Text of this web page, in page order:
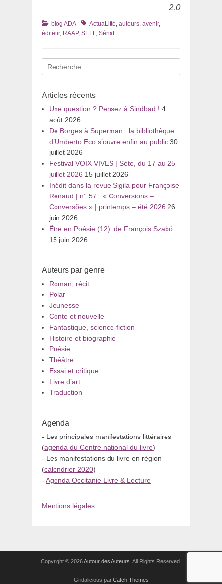
2.0
Catégories
blog ADA TagsActuaLitté auteurs avenir,
éditeur, RAAP, SELF, Sénat
Recherche
pour
Articles récents
Une question ? Pensez à Sindbad ! 4
août 2026
De Borges à Superman : la bibliothèque
d’Umberto Eco s’ouvre enfin au public 30
juillet 2026
Festival VOIX VIVES | Sète, du 17 au 25
juillet 2026 15 juillet 2026
Inédit dans la revue Sigila pour Françoise
Renaud | n° 57 : « Conversions –
Conversões » | printemps – été 2026 26
juin 2026
Être en Poésie (12), de François Szabó
15 juin 2026
Auteurs par genre
Roman, récit
Polar
Jeunesse
Conte et nouvelle
Fantastique, science-fiction
Histoire et biographie
Poésie
Théâtre
Essai et critique
Livre d’art
Traduction
Agenda
- Les principales manifestations littéraires
(agenda du Centre national du livre)
- Les manifestations du livre en région
(calendrier 2020)
- Agenda Occitanie Livre & Lecture
Mentions légales
Copyright © 2026Autour des Auteurs . All Rights Reserved.
Gridalicious par Catch Themes